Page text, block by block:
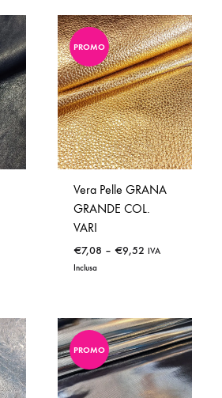
ADD
TO
WISHLIST
PROMO
Vera Pelle GRANA
GRANDE COL.
VARI
€7,08 – €9,52 IVA
Inclusa
ADD
TO
WISHLIST
PROMO